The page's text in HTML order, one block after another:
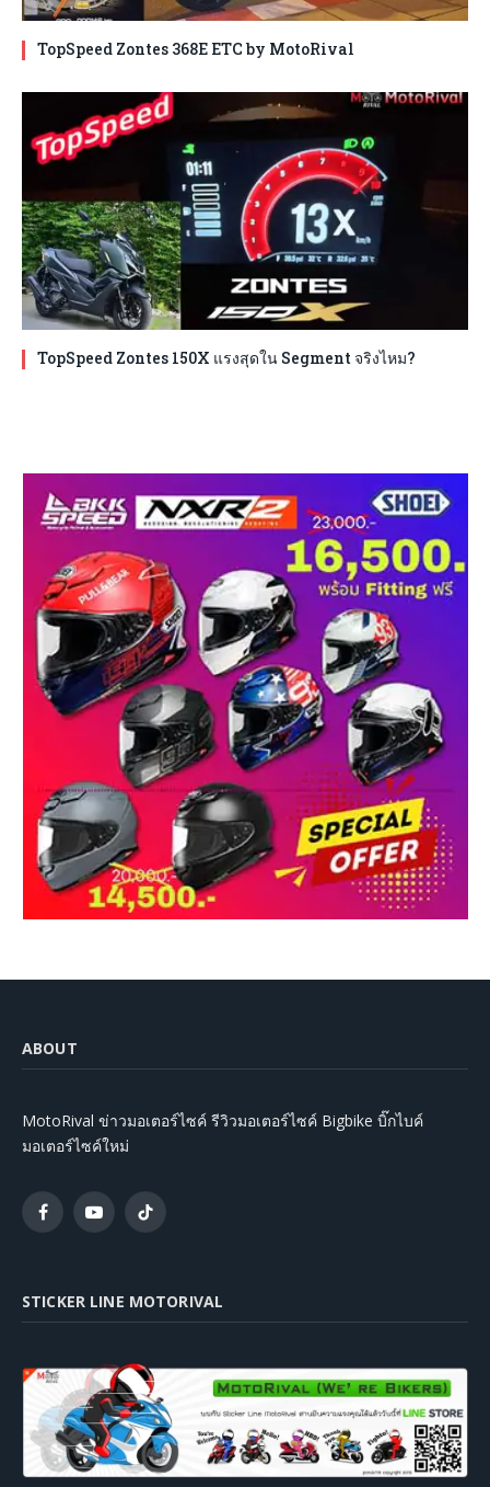
TopSpeed Zontes 368E ETC by MotoRival
TopSpeed Zontes 150X แรงสุดใน Segment จริงไหม?
ABOUT
MotoRival ข่าวมอเตอร์ไซค์ รีวิวมอเตอร์ไซค์ Bigbike บิ๊กไบค์
มอเตอร์ไซค์ใหม่
FacebookYouTubeTikTok
STICKER LINE MOTORIVAL